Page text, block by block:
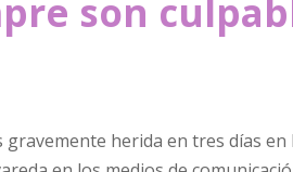
son
herida en tres días